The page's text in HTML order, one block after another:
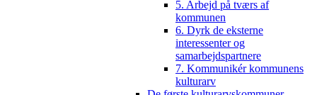
5. Arbejd på tværs af
kommunen
6. Dyrk de eksterne
interessenter og
samarbejdspartnere
7. Kommunikér kommunens
kulturarv